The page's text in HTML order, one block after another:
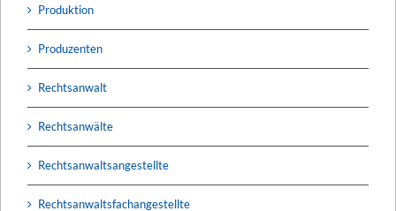
Produktion
Produzenten
Rechtsanwalt
Rechtsanwälte
Rechtsanwaltsangestellte
Rechtsanwaltsfachangestellte